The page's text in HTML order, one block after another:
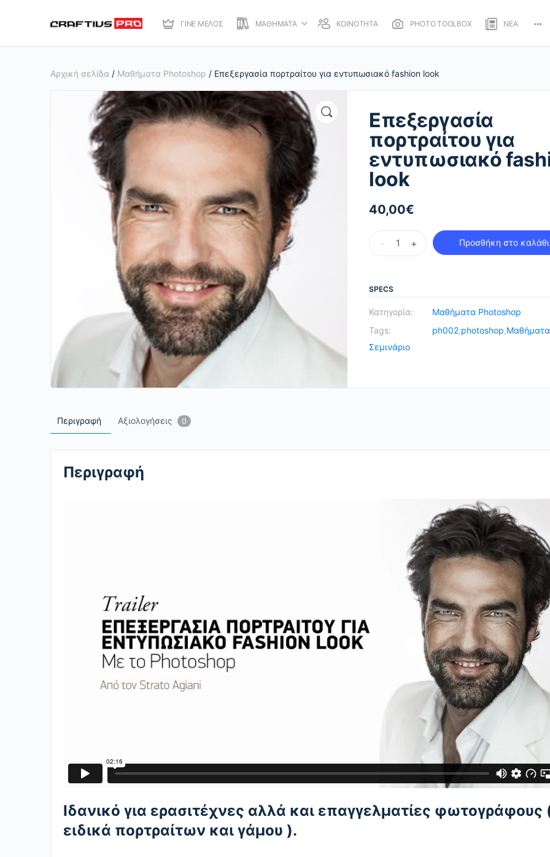
ΓΙΝΕ ΜΕΛΟΣ ΜΑΘΗΜΑΤΑ ΚΟΙΝΟΤΗΤΑ PHOTO TOOLBOX ΝΕΑ
Αρχική σελίδα / Μαθήματα Photoshop / Επεξεργασία πορτραίτου για εντυπωσιακό fashion look
Επεξεργασία
πορτραίτου για
εντυπωσιακό
look
40,00€
Επεξεργασία
πορτραίτου
εντυπωσιακό
look
quantity
- + Προσθήκη στο καλάθι
SPECS
Κατηγορία:
Μαθήματα Photoshop
Tags:
ph002,photoshop,Μαθήματα
Σεμινάριο
Περιγραφή Αξιολογήσεις 0
Περιγραφή
Ιδανικό για ερασιτέχνες αλλά και επαγγελματίες φωτογράφους
ειδικά πορτραίτων και γάμου ).